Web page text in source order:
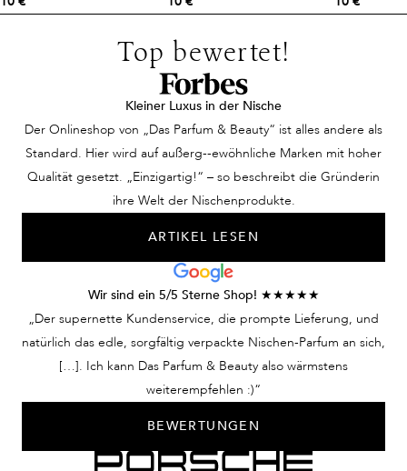
Top bewertet!
Kleiner Luxus in der Nische
Der Onlineshop von „Das Parfum & Beauty“ ist alles andere als
Standard. Hier wird auf außerg--ewöhnliche Marken mit hoher
Qualität gesetzt. „Einzigartig!“ – so beschreibt die Gründerin
ihre Welt der Nischenprodukte.
ARTIKEL LESEN
Wir sind ein 5/5 Sterne Shop! ★★★★★
„Der supernette Kundenservice, die prompte Lieferung, und
natürlich das edle, sorgfältig verpackte Nischen-Parfum an sich,
[…]. Ich kann Das Parfum & Beauty also wärmstens
weiterempfehlen :)“
BEWERTUNGEN